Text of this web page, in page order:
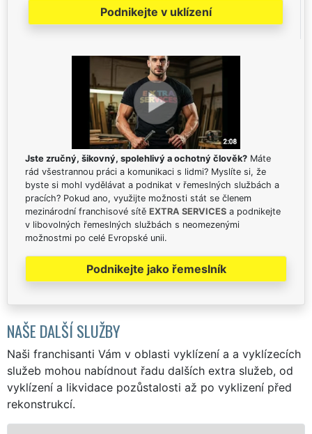
Podnikejte v uklízení
Jste zručný, šikovný, spolehlivý a ochotný člověk? Máte
rád všestrannou práci a komunikaci s lidmi? Myslíte si, že
byste si mohl vydělávat a podnikat v řemeslných službách a
pracích? Pokud ano, využijte možnosti stát se členem
mezinárodní franchisové sítě EXTRA SERVICES a podnikejte
v libovolných řemeslných službách s neomezenými
možnostmi po celé Evropské unii.
Podnikejte jako řemeslník
NAŠE DALŠÍ SLUŽBY
Naši franchisanti Vám v oblasti vyklízení a a vyklízecích
služeb mohou nabídnout řadu dalších extra služeb, od
vyklízení a likvidace pozůstalosti až po vyklizení před
rekonstrukcí.